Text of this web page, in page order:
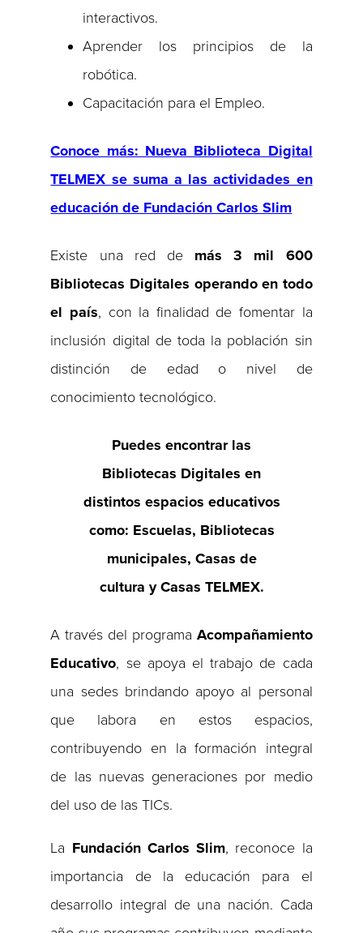
interactivos.
Aprender los principios de la
robótica.
Capacitación para el Empleo.
Conoce más: Nueva Biblioteca Digital
TELMEX se suma a las actividades en
educación de Fundación Carlos Slim
Existe una red demás 3 mil 600
Bibliotecas Digitales operando en todo
el país, con la finalidad de fomentar la
inclusión digital de toda la población sin
distinción de edad o nivel de
conocimiento tecnológico.
Puedes encontrar las
Bibliotecas Digitales en
distintos espacios educativos
como: Escuelas, Bibliotecas
municipales, Casas de
cultura y Casas TELMEX.
A través del programa Acompañamiento
Educativo, se apoya el trabajo de cada
una sedes brindando apoyo al personal
que labora en estos espacios,
contribuyendo en la formación integral
de las nuevas generaciones por medio
del uso de las TICs.
La Fundación Carlos Slim, reconoce la
importancia de la educación para el
desarrollo integral de una nación. Cada